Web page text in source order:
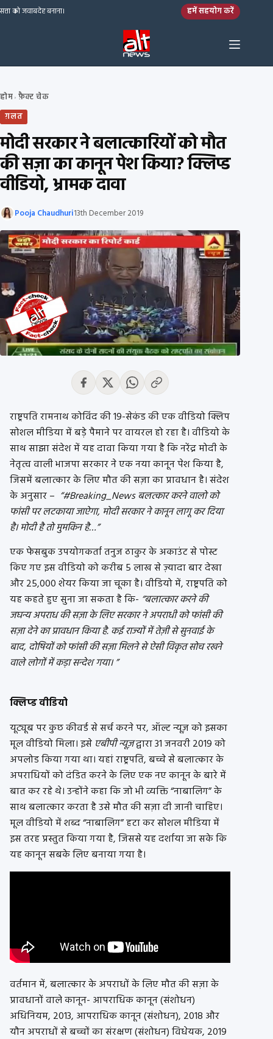
Skip to content
सत्ता को जवाबदेह बनाना। हमें सहयोग करें
होम› फ़ैक्ट चेक
ग़लत
मोदी सरकार ने बलात्कारियों को मौत
की सज़ा का कानून पेश किया? क्लिप्ड
वीडियो, भ्रामक दावा
Pooja Chaudhuri13th December 2019
राष्ट्रपति रामनाथ कोविंद की 19-सेकंड की एक वीडियो क्लिप
सोशल मीडिया में बड़े पैमाने पर वायरल हो रहा है। वीडियो के
साथ साझा संदेश में यह दावा किया गया है कि नरेंद्र मोदी के
नेतृत्व वाली भाजपा सरकार ने एक नया कानून पेश किया है,
जिसमें बलात्कार के लिए मौत की सज़ा का प्रावधान है। संदेश
के अनुसार – “#Breaking_News बलत्कार करने वालो को
फांसी पर लटकाया जाऐगा, मोदी सरकार ने कानून लागू कर दिया
है। मोदी है तो मुमकिन है…”
एक फेसबुक उपयोगकर्ता तनुज ठाकुर के अकाउंट से पोस्ट
किए गए इस वीडियो को करीब 5 लाख से ज़्यादा बार देखा
और 25,000 शेयर किया जा चूका है। वीडियो में, राष्ट्रपति को
यह कहते हुए सुना जा सकता है कि- “बलात्कार करने की
जघन्य अपराध की सज़ा के लिए सरकार ने अपराधी को फांसी की
सज़ा देने का प्रावधान किया है. कई राज्यों में तेज़ी से सुनवाई के
बाद, दोषियों को फांसी की सज़ा मिलने से ऐसी विकृत सोच रखने
वाले लोगों में कड़ा सन्देश गया। ”
क्लिप्ड वीडियो
यूट्यूब पर कुछ कीवर्ड से सर्च करने पर, ऑल्ट न्यूज़ को इसका
मूल वीडियो मिला। इसे एबीपी न्यूज़द्वारा 31 जनवरी 2019 को
अपलोड किया गया था। यहां राष्ट्रपति, बच्चे से बलात्कार के
अपराधियों को दंडित करने के लिए एक नए कानून के बारे में
बात कर रहे थे। उन्होंने कहा कि जो भी व्यक्ति “नाबालिग” के
साथ बलात्कार करता है उसे मौत की सज़ा दी जानी चाहिए।
मूल वीडियो में शब्द “नाबालिग” हटा कर सोशल मीडिया में
इस तरह प्रस्तुत किया गया है, जिससे यह दर्शाया जा सके कि
यह कानून सबके लिए बनाया गया है।
वर्तमान में, बलात्कार के अपराधों के लिए मौत की सज़ा के
प्रावधानों वाले कानून- आपराधिक कानून (संशोधन)
अधिनियम, 2013, आपराधिक कानून (संशोधन), 2018 और
यौन अपराधों से बच्चों का संरक्षण (संशोधन) विधेयक, 2019